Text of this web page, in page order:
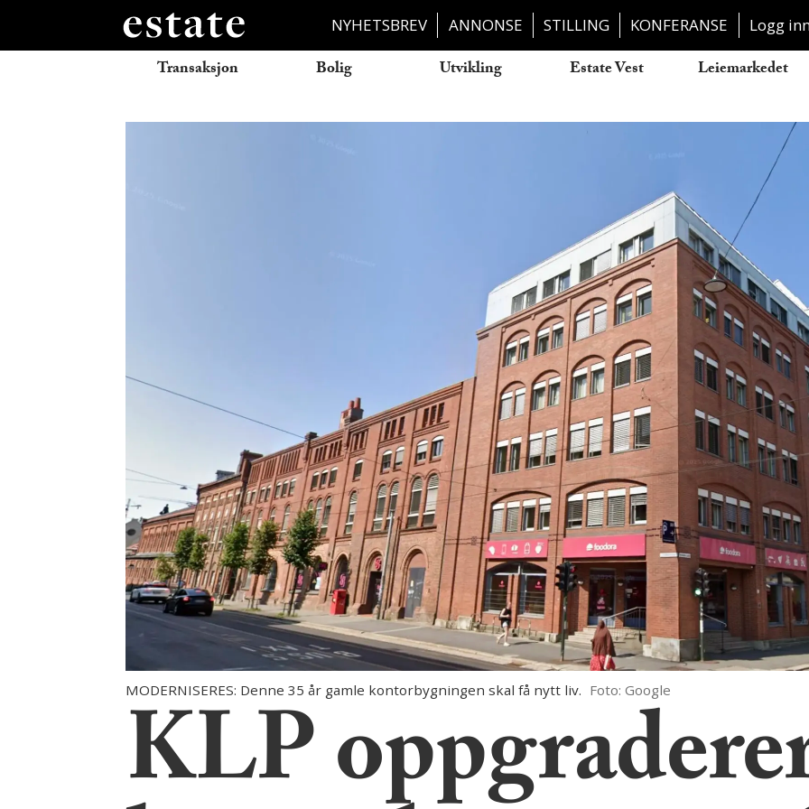
NYHETSBREV ANNONSE STILLING KONFERANSE Logg
Transaksjon Bolig Utvikling Estate Vest Leiemarkedet
MODERNISERES: Denne 35 år gamle kontorbygningen skal få nytt liv. Foto: Google
KLP